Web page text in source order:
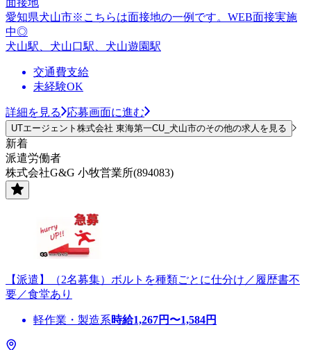
愛知県犬山市※こちらは面接地の一例です。WEB面接実施
中◎
犬山駅、犬山口駅、犬山遊園駅
交通費支給
未経験OK
詳細を見る 応募画面に進む
UTエージェント株式会社 東海第一CU_犬山市のその他の求人を見る
新着
派遣労働者
株式会社G&G 小牧営業所(894083)
【派遣】（2名募集）ボルトを種類ごとに仕分け／履歴書不
要／食堂あり
軽作業・製造系時給1,267円〜1,584円